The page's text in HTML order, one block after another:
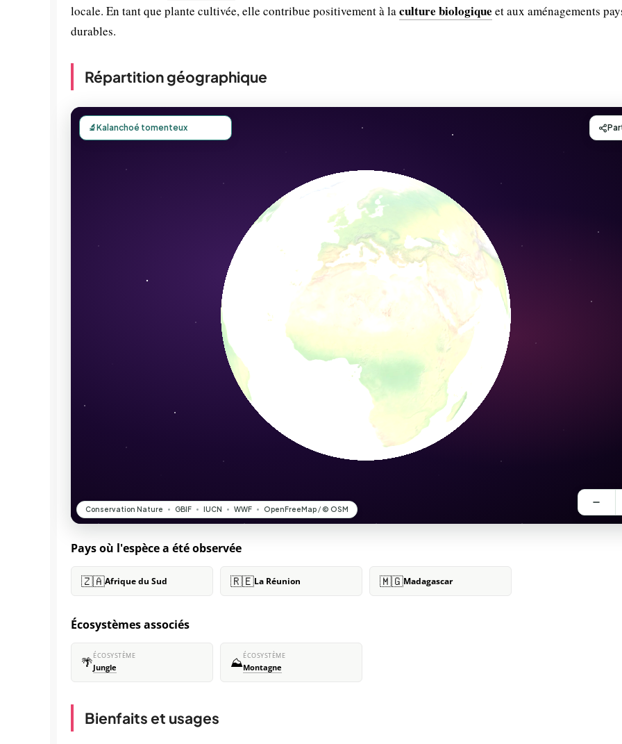
locale. En tant que plante cultivée, elle contribue positivement à laculture biologique et aux aménagements
durables.
Répartition géographique
Pays où l'espèce a été observée
🇿🇦Afrique du Sud 🇷🇪La Réunion 🇲🇬Madagascar
Écosystèmes associés
🌴ÉCOSYSTÈME
Jungle ⛰️ÉCOSYSTÈME
Montagne
Bienfaits et usages